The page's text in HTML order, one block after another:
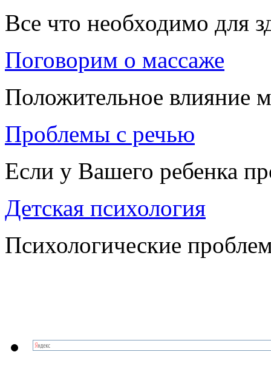
Все что необходимо для
Поговорим о массаже
Положительное влияние
Проблемы с речью
Если у Вашего ребенка
Детская психология
Психологические